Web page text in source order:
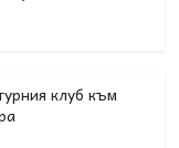
клуб към